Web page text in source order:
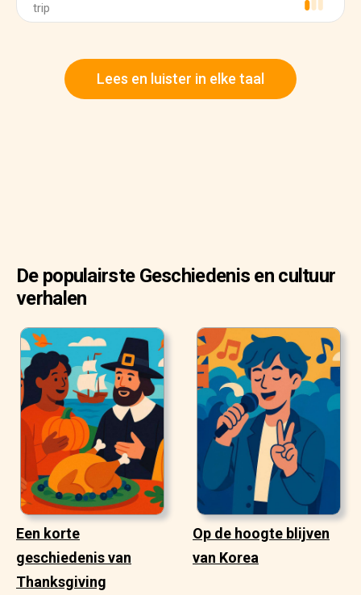
trip
Lees en luister in elke taal
De populairste Geschiedenis en cultuur
verhalen
Een korte
geschiedenis van
Thanksgiving
Op de hoogte blijven
van Korea